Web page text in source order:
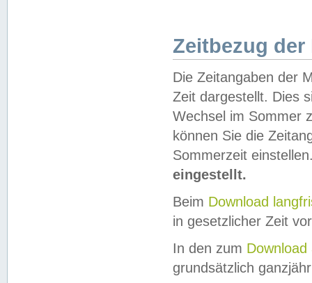
Zeitbezug der
Die Zeitangaben der
Zeit dargestellt. Dies
Wechsel im Sommer
können Sie die
Sommerzeit
eingestellt.
Beim Download
in gesetzlicher Zeit
In den zum Download
grundsätzlich